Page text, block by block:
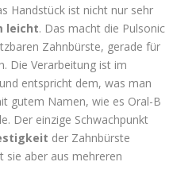
Handstück ist nicht nur sehr
leicht. Das macht die Pulsonic
Zahnbürste, gerade für
Die Verarbeitung ist im
entspricht dem, was man
gutem Namen, wie es Oral-B
Der einzige Schwachpunkt
der Zahnbürste
sie aber aus mehreren